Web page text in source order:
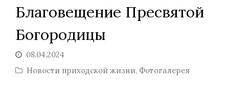
Благовещение Пресвятой
Богородицы
08.04.2024
Новости приходской жизни, Фотогалерея